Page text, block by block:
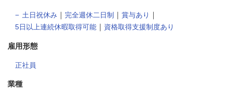
土日祝休み ｜ 完全週休二日制 ｜ 賞与あり ｜
5日以上連続休暇取得可能 ｜ 資格取得支援制度あり
雇用形態
正社員
業種